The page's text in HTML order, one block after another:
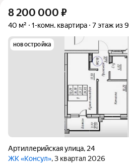
8 200 000 ₽
40 м² 1-комн. квартира 7 этаж из 9
новостройка
Артиллерийская улица, 24
ЖК «Консул», 3 квартал 2026